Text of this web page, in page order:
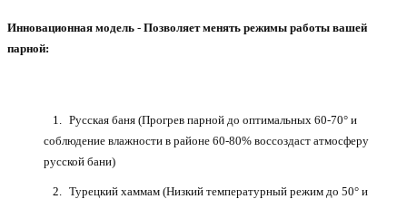
Инновационная модель - Позволяет менять режимы работы вашей
парной:
Русская баня (Прогрев парной до оптимальных 60-70° и
соблюдение влажности в районе 60-80% воссоздаст атмосферу
русской бани)
Турецкий хаммам (Низкий температурный режим до 50° и